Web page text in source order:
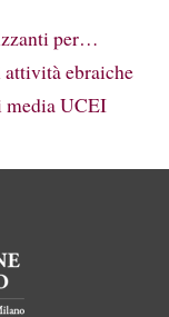
per…
attività ebraiche
media UCEI